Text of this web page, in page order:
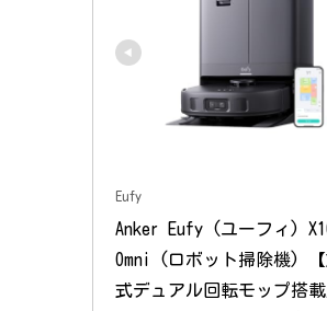
Eufy
Anker Eufy (ユーフィ)
Omni (ロボット掃除機)
式デュアル回転モップ搭